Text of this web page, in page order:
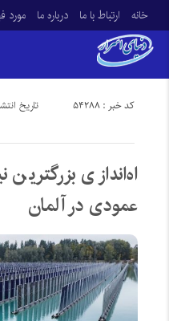
خانه ارتباط با ما درباره ما مورد
تاریخ انتشار : کد خبر : 54288
اه‌اندازی
عمودی در آلمان